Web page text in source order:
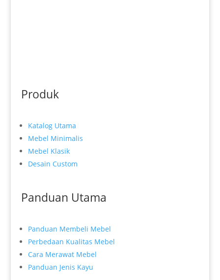
Produk
Katalog Utama
Mebel Minimalis
Mebel Klasik
Desain Custom
Panduan Utama
Panduan Membeli Mebel
Perbedaan Kualitas Mebel
Cara Merawat Mebel
Panduan Jenis Kayu